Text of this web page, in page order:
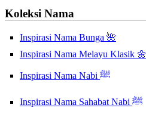
Koleksi Nama
Inspirasi Nama Bunga 🌺
Inspirasi Nama Melayu Klasik 🌼
Inspirasi Nama Nabi ﷺ
Inspirasi Nama Sahabat Nabi ﷺ